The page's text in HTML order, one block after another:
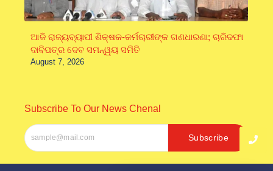
ଆଜି ରାଜ୍ୟବ୍ୟାପୀ ଶିକ୍ଷକ-କର୍ମଚାରୀଙ୍କ ଗଣଧାରଣା; ଚାରିଦଫା
ଦାବିପତ୍ର ଦେବ ସମନ୍ୱୟ ସମିତି
August 7, 2026
Subscribe To Our News Chenal
Subscribe